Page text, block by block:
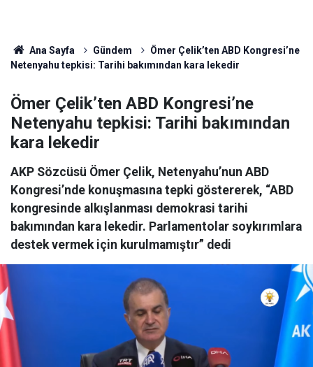
Ana Sayfa Gündem
Ömer Çelik’ten ABD Kongresi’ne
Netenyahu tepkisi: Tarihi bakımından kara lekedir
Ömer Çelik’ten ABD Kongresi’ne
Netenyahu tepkisi: Tarihi bakımından
kara lekedir
AKP Sözcüsü Ömer Çelik, Netenyahu’nun ABD
Kongresi’nde konuşmasına tepki göstererek, “ABD
kongresinde alkışlanması demokrasi tarihi
bakımından kara lekedir. Parlamentolar soykırımlara
destek vermek için kurulmamıştır” dedi